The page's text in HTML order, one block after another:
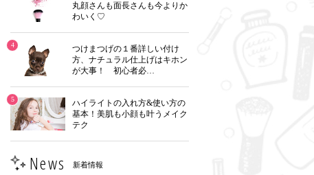
丸顔さんも面長さんも今よりか
わいく♡
4
つけまつげの１番詳しい付け
方、ナチュラル仕上げはキホン
が大事！ 初心者必…
5
ハイライトの入れ方&使い方の
基本！美肌も小顔も叶うメイク
テク
News 新着情報